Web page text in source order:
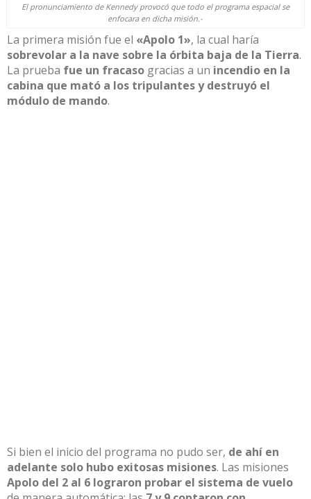
El pronunciamiento de Kennedy provocó que todo el programa espacial se
enfocara en dicha misión.-
La primera misión fue el «Apolo 1», la cual haría
sobrevolar a la nave sobre la órbita baja de la Tierra.
La prueba fue un fracaso gracias a un incendio en la
cabina que mató a los tripulantes y destruyó el
módulo de mando.
Si bien el inicio del programa no pudo ser, de ahí en
adelante solo hubo exitosas misiones. Las misiones
Apolo del 2 al 6 lograron probar el sistema de vuelo